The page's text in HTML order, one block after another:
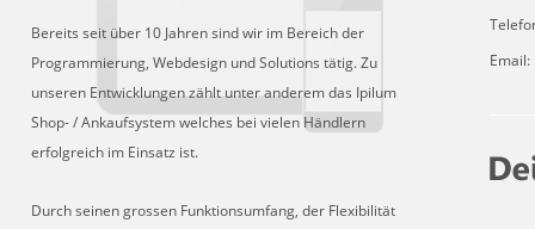
Bereits seit über 10 Jahren sind wir im Bereich der
Programmierung, Webdesign und Solutions tätig. Zu
unseren Entwicklungen zählt unter anderem das Ipilum
Shop- / Ankaufsystem welches bei vielen Händlern
erfolgreich im Einsatz ist.
Durch seinen grossen Funktionsumfang, der Flexibilität